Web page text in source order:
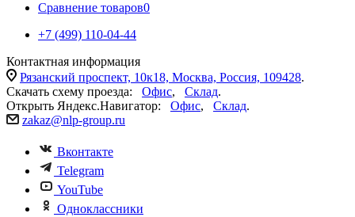
Сравнение товаров0
+7 (499) 110-04-44
Контактная информация
Рязанский проспект, 10к18, Москва, Россия, 109428.
Скачать схему проезда: Офис, Склад.
Открыть Яндекс.Навигатор: Офис, Склад.
zakaz@nlp-group.ru
Вконтакте
Telegram
YouTube
Одноклассники